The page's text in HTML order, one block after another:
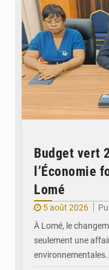
Budget vert
l’Économie
Lomé
5 août 2026
À Lomé, le
seulement une